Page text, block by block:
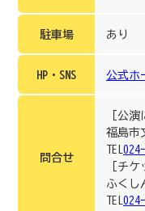
駐車場 あり
HP・SNS 公式ホ
問合せ
［公
福島市
TEL
［チ
ふくし
TEL